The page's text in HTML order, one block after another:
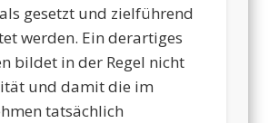
gesetzt und zielführend
werden. Ein derartiges
bildet in der Regel nicht
und damit die im
tatsächlich